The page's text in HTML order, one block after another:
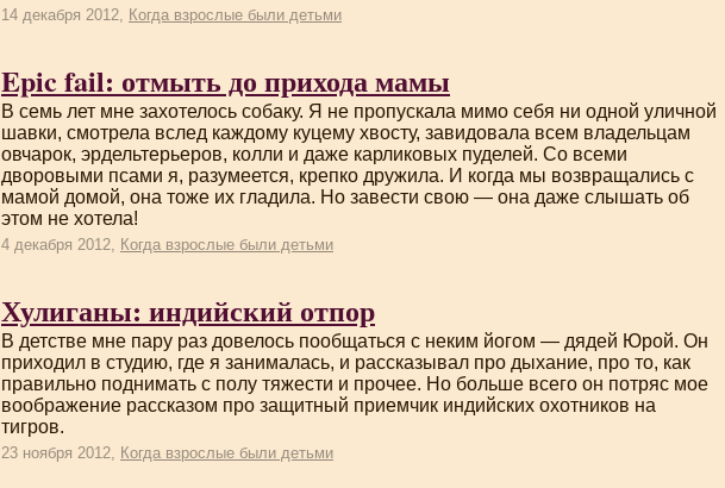
14 декабря 2012, Когда взрослые были детьми
Epic fail: отмыть до прихода мамы
В семь лет мне захотелось собаку. Я не пропускала мимо себя ни одной уличной
шавки, смотрела вслед каждому куцему хвосту, завидовала всем владельцам
овчарок, эрдельтерьеров, колли и даже карликовых пуделей. Со всеми
дворовыми псами я, разумеется, крепко дружила. И когда мы возвращались с
мамой домой, она тоже их гладила. Но завести свою — она даже слышать об
этом не хотела!
4 декабря 2012, Когда взрослые были детьми
Хулиганы: индийский отпор
В детстве мне пару раз довелось пообщаться с неким йогом — дядей Юрой. Он
приходил в студию, где я занималась, и рассказывал про дыхание, про то, как
правильно поднимать с полу тяжести и прочее. Но больше всего он потряс мое
воображение рассказом про защитный приемчик индийских охотников на
тигров.
23 ноября 2012, Когда взрослые были детьми